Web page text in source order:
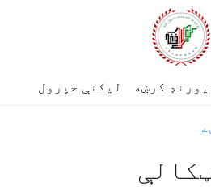
کرښه لیکنې خپرول